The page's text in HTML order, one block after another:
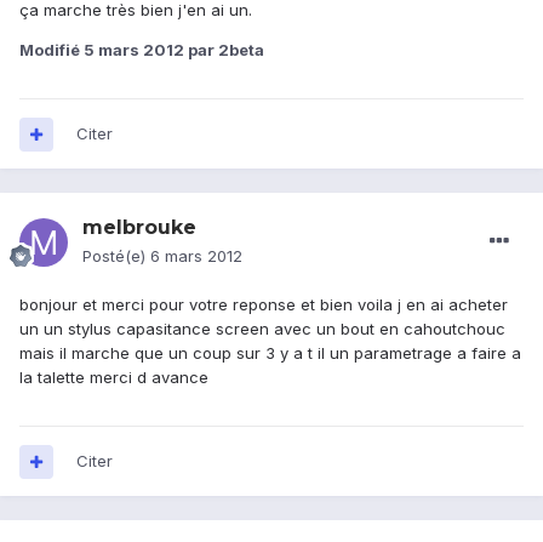
ça marche très bien j'en ai un.
Modifié 5 mars 2012 par 2beta
Citer
melbrouke
Posté(e) 6 mars 2012
bonjour et merci pour votre reponse et bien voila j en ai acheter
un un stylus capasitance screen avec un bout en cahoutchouc
mais il marche que un coup sur 3 y a t il un parametrage a faire a
la talette merci d avance
Citer